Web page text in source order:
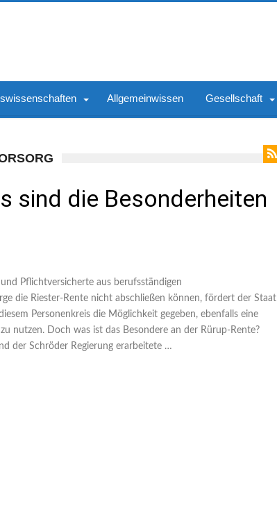
Allgemeinwissen Gesellschaft
sind die Besonderheiten
Pflichtversicherte aus berufsständigen
die Riester-Rente nicht abschließen können, fördert der Staat
Personenkreis die Möglichkeit gegeben, ebenfalls eine
nutzen. Doch was ist das Besondere an der Rürup-Rente?
der Schröder Regierung erarbeitete …